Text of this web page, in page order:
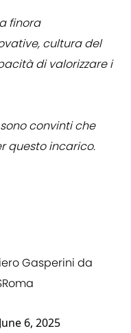
finora
cultura del
di valorizzare i
convinti che
questo incarico.
Gasperini da
June 6, 2025